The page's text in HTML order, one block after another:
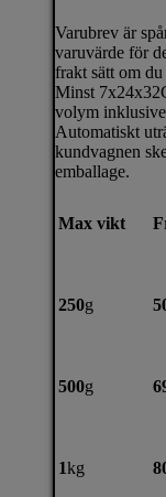
Varubrev är
varuvärde för
frakt sätt om
Minst
volym
Automatiskt
kundvagnen
emballage.
Max vikt
250g
500g
1kg